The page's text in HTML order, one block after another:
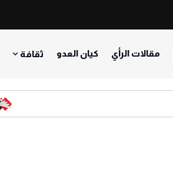
مقالات الرأي كيان العدو ثقافة